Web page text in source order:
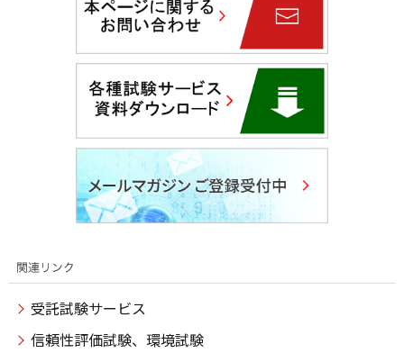
受託試験サービス
信頼性評価試験、環境試験